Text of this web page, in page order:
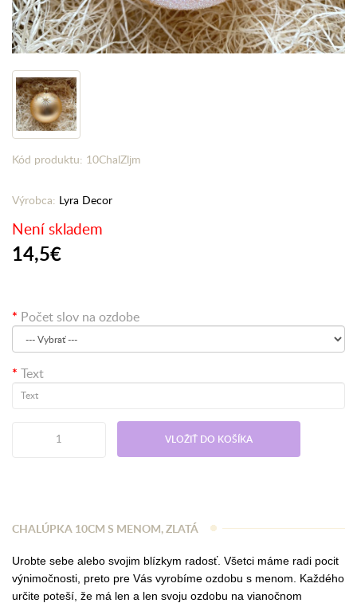
Kód produktu: 10ChalZljm
Výrobca: Lyra Decor
Není skladem
14,5€
Počet slov na ozdobe
Text
VLOŽIŤ DO KOŠÍKA
CHALÚPKA 10CM S MENOM, ZLATÁ
Urobte sebe alebo svojim blízkym radosť. Všetci máme radi pocit
výnimočnosti, preto pre Vás vyrobíme ozdobu s menom. Každého
určite poteší, že má len a len svoju ozdobu na vianočnom